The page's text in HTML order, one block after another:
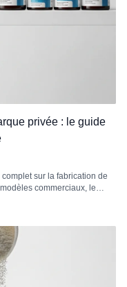
privée : le guide
sur la fabrication de
commerciaux, le